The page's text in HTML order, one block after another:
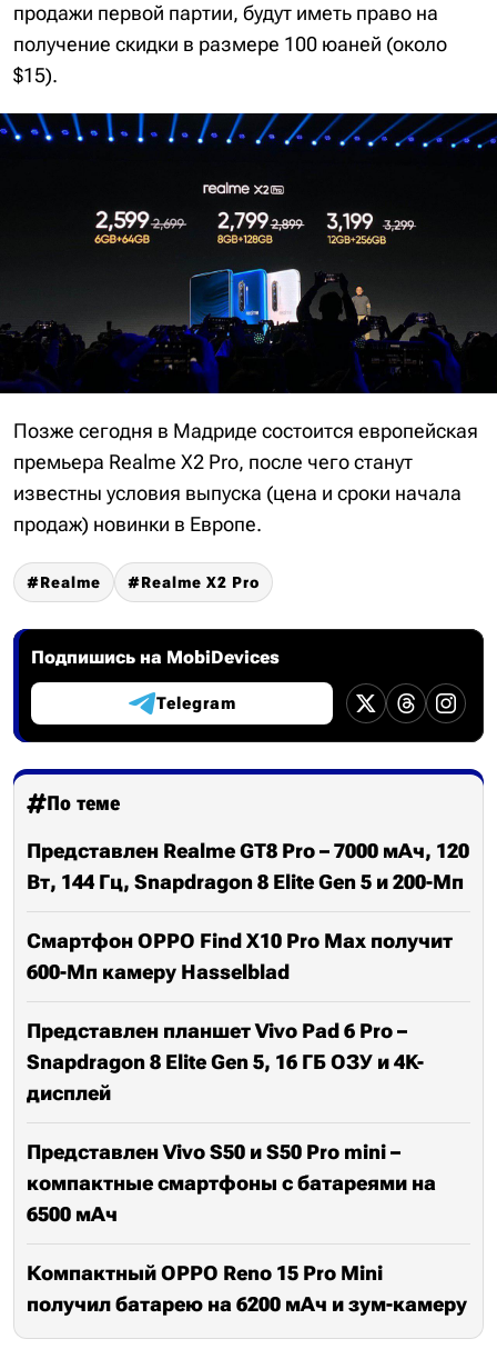
продажи первой партии, будут иметь право на
получение скидки в размере 100 юаней (около
$15).
Позже сегодня в Мадриде состоится европейская
премьера Realme X2 Pro, после чего станут
известны условия выпуска (цена и сроки начала
продаж) новинки в Европе.
Realme Realme X2 Pro
Подпишись на MobiDevices
Telegram
По теме
Представлен Realme GT8 Pro – 7000 мАч, 120
Вт, 144 Гц, Snapdragon 8 Elite Gen 5 и 200-Мп
Смартфон OPPO Find X10 Pro Max получит
600-Мп камеру Hasselblad
Представлен планшет Vivo Pad 6 Pro –
Snapdragon 8 Elite Gen 5, 16 ГБ ОЗУ и 4K-
дисплей
Представлен Vivo S50 и S50 Pro mini –
компактные смартфоны с батареями на
6500 мАч
Компактный OPPO Reno 15 Pro Mini
получил батарею на 6200 мАч и зум-камеру